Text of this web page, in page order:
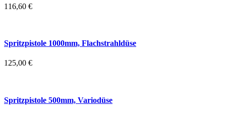
116,60 €
Spritzpistole 1000mm, Flachstrahldüse
125,00 €
Spritzpistole 500mm, Variodüse